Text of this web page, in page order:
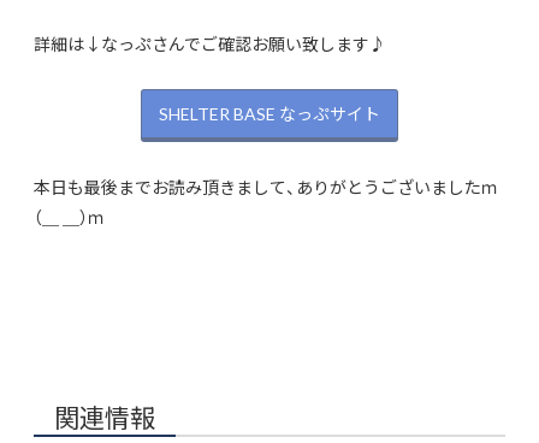
詳細は↓なっぷさんでご確認お願い致します♪
SHELTER BASE なっぷサイト
本日も最後までお読み頂きまして、ありがとうございましたｍ
（＿ ＿）ｍ
関連情報